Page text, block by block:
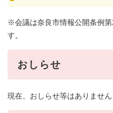
※会議は奈良市情報公開条例第
す。
おしらせ
現在、おしらせ等はありません